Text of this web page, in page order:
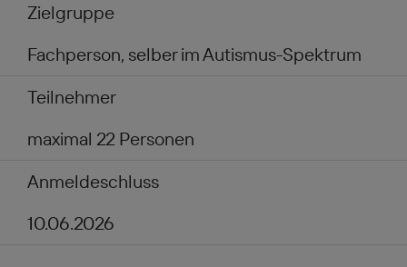
Zielgruppe
Fachperson, selber im Autismus-Spektrum
Teilnehmer
maximal 22 Personen
Anmeldeschluss
10.06.2026